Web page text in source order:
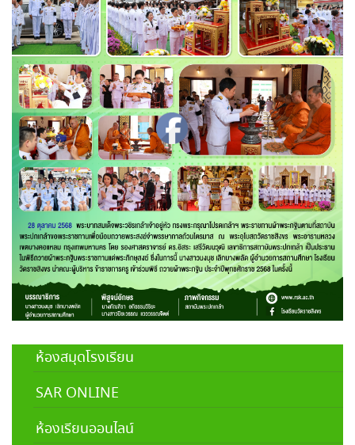
ห้องสมุดโรงเรียน
SAR ONLINE
ห้องเรียนออนไลน์